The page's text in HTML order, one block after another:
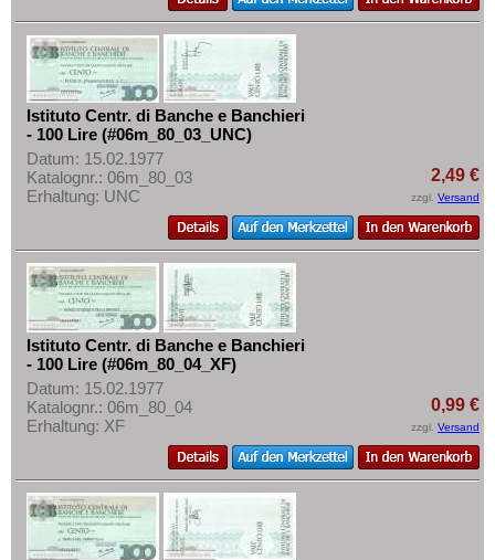
San Marino
Schottland
Schweden
Schweiz
Serbien
Slowakei
Spanien
Spitzbergen
Tatarstan
Transnistrien
Tschechische Republik
Tschechoslowakei
Ukraine
Ungarn
Privatsphäre und Datenschutz
Widerrufsbelehrung
Liefer- und Versandkosten
AGB
Impressum
Istituto Centr. di Banche e Banchieri
- 100 Lire (#06m_80_03_UNC)
Datum: 15.02.1977
Katalognr.: 06m_80_03
Erhaltung: UNC
2,49 €
zzgl. Versand
Istituto Centr. di Banche e Banchieri
- 100 Lire (#06m_80_04_XF)
Datum: 15.02.1977
Katalognr.: 06m_80_04
Erhaltung: XF
0,99 €
zzgl. Versand